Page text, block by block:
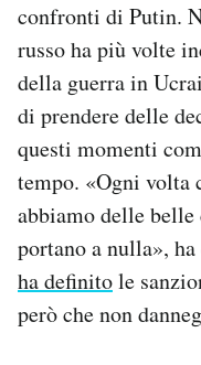
confronti di Putin.
russo ha più volte
della guerra in
di prendere delle
questi momenti
tempo. «Ogni volta
abbiamo delle
portano a nulla»,
ha definitole
però che non